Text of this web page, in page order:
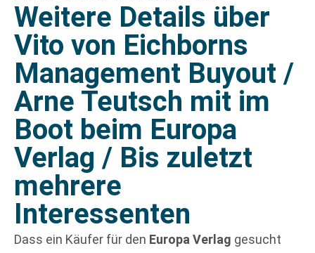
Weitere Details über
Vito von Eichborns
Management Buyout /
Arne Teutsch mit im
Boot beim Europa
Verlag / Bis zuletzt
mehrere
Interessenten
Dass ein Käufer für den Europa Verlag gesucht